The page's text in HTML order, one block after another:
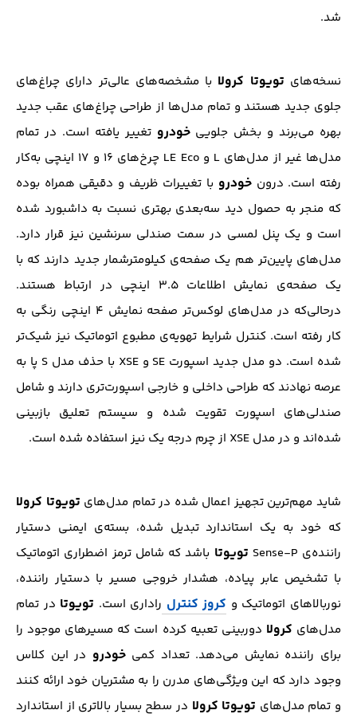
شد.
نسخه‌های تویوتا کرولا با مشخصه‌های عالی‌تر دارای چراغ‌های
جلوی جدید هستند و تمام مدل‌ها از طراحی چراغ‌های عقب جدید
بهره می‌برند و بخش جلوییخودرو تغییر یافته است. در تمام
مدل‌ها غیر از مدل‌های L و LE Eco چرخ‌های ۱۶ و ۱۷ اینچی به‌کار
رفته است. درونخودرو با تغییرات ظریف و دقیقی همراه بوده
که منجر به حصول دید سه‌بعدی بهتری نسبت به داشبورد شده
است و یک پنل لمسی در سمت صندلی سرنشین نیز قرار دارد.
مدل‌های پایین‌تر هم یک صفحه‌ی کیلومترشمار جدید دارند که با
یک صفحه‌ی نمایش اطلاعات ۳.۵ اینچی در ارتباط هستند.
درحالی‌که در مدل‌های لوکس‌تر صفحه نمایش ۴ اینچی رنگی به
کار رفته است. کنترل شرایط تهویه‌ی مطبوع اتوماتیک نیز شیک‌تر
شده است. دو مدل جدید اسپورت SE و XSE با حذف مدل S پا به
عرصه نهادند که طراحی داخلی و خارجی اسپورت‌تری دارند و شامل
صندلی‌های اسپورت تقویت شده و سیستم تعلیق بازبینی
شده‌اند و در مدل XSE از چرم درجه یک نیز استفاده شده است.
شاید مهم‌ترین تجهیز اعمال شده در تمام مدل‌های تویوتا کرولا
که خود به یک استاندارد تبدیل شده، بسته‌ی ایمنی دستیار
راننده‌ی Sense-P
تویوتا باشد که شامل ترمز اضطراری اتوماتیک
با تشخیص عابر پیاده، هشدار خروجی مسیر با دستیار راننده،
نوربالاهای اتوماتیک و کروز کنترل راداری است. تویوتا در تمام
مدل‌های کرولا دوربینی تعبیه کرده است که مسیرهای موجود را
برای راننده نمایش می‌دهد. تعداد کمیخودرو در این کلاس
وجود دارد که این ویژگی‌های مدرن را به مشتریان خود ارائه کنند
و تمام مدل‌های تویوتا کرولا در سطح بسیار بالاتری از استاندارد